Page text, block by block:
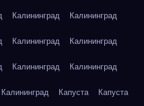
Калининград Калининград
Калининград Калининград
Калининград Калининград
Калининград Капуста Капуста